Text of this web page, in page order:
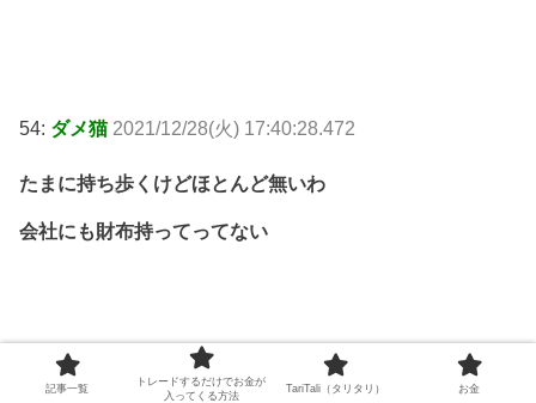
54: ダメ猫 2021/12/28(火) 17:40:28.472
たまに持ち歩くけどほとんど無いわ
会社にも財布持ってってない
記事一覧
トレードするだけでお金が
入ってくる方法
TariTali（タリタリ） お金